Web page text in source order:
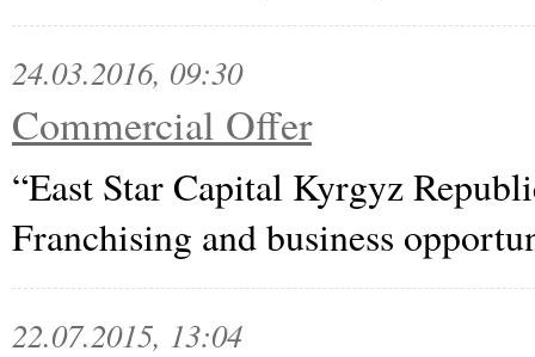
24.03.2016, 09:30
Commercial Offer
“East Star Capital Kyrgyz
Franchising and business
22.07.2015, 13:04